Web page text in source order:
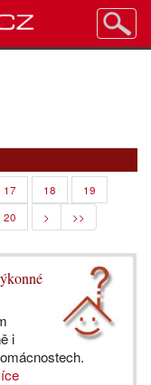
17 18
19
20
> >>
i